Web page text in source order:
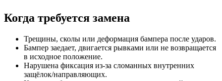
Когда требуется замена
Трещины, сколы или деформация бампера после ударов.
Бампер заедает, двигается рывками или не возвращается
в исходное положение.
Нарушена фиксация из-за сломанных внутренних
защёлок/направляющих.